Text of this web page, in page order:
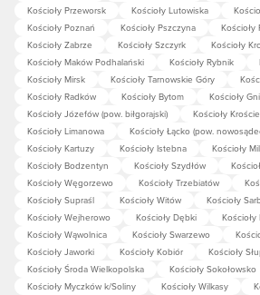
Kościoły Przeworsk
Kościoły Lutowiska
Kościoły Poznań
Kościoły Pszczyna
Kościoły
Kościoły Zabrze
Kościoły Szczyrk Kościoły
Kościoły Maków Podhalański
Kościoły Rybnik
Kościoły Mirsk
Kościoły Tarnowskie Góry
Kościoły Radków
Kościoły Bytom
Kościoły
Kościoły Józefów (pow. biłgorajski)
Kościoły
Kościoły Limanowa
Kościoły Łącko (pow.
Kościoły Kartuzy
Kościoły Istebna
Kościoły
Kościoły Bodzentyn
Kościoły Szydłów
Kościoły Węgorzewo
Kościoły Trzebiatów
Kościoły Supraśl
Kościoły Witów
Kościoły
Kościoły Wejherowo
Kościoły Dębki
Kościoły
Kościoły Wąwolnica
Kościoły Swarzewo
Kościoły Jaworki
Kościoły Kobiór
Kościoły
Kościoły Środa Wielkopolska
Kościoły Sokołowsko
Kościoły Myczków k/Soliny
Kościoły Wilkasy